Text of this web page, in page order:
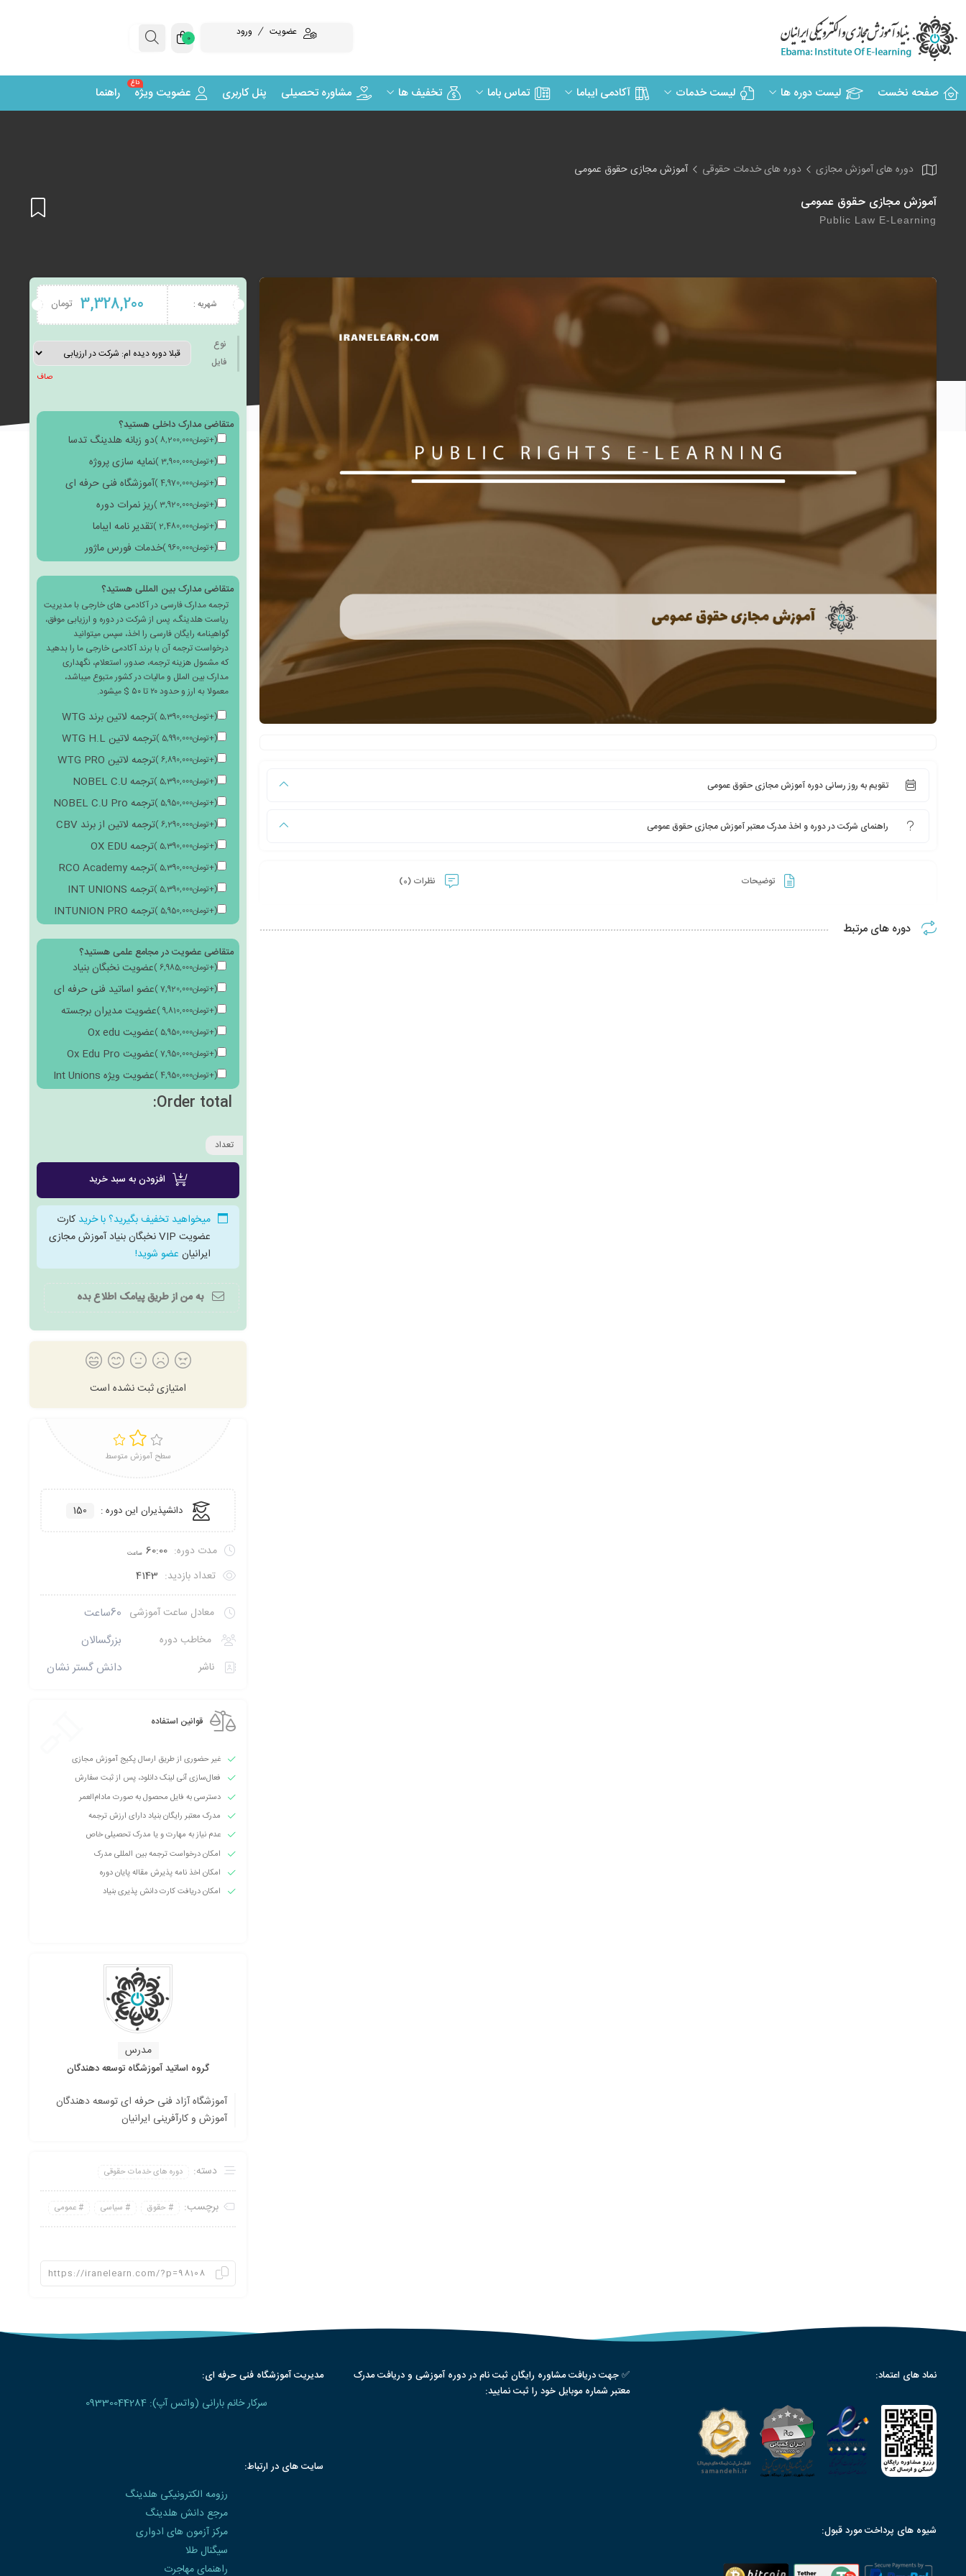
عضویت ورود 0
صفحه نخست لیست دوره ها لیست خدمات آکادمی ایباما تماس باما تخفیف ها مشاوره تحصیلی پنل کاربری عضویت ویژه
داغ
راهنما
دوره های آموزش مجازی دوره های خدمات حقوقی آموزش مجازی حقوق عمومی
آموزش مجازی حقوق عمومی
Public Law E-Learning
به
ها
تقویم به روز رسانی دوره آموزش مجازی حقوق عمومی
راهنمای شرکت در دوره و اخذ مدرک معتبر آموزش مجازی حقوق عمومی
توضیحات نظرات (0)
دوره های مرتبط
شهریه : 3,328,200 تومان
نوع
فایل
صاف
متقاضی مدارک داخلی هستید؟
دو زبانه هلدینگ تدسا (
+
8,200,000تومان )
نمایه سازی پروژه (
+
3,900,000تومان )
آموزشگاه فنی حرفه ای (
+
4,970,000تومان )
ریز نمرات دوره (
+
3,920,000تومان )
تقدیر نامه ایباما (
+
2,480,000تومان )
خدمات فورس ماژور (
+
960,000تومان )
متقاضی مدارک بین المللی هستید؟
ترجمه مدارک فارسی در آکادمی های خارجی با مدیریت
ریاست هلدینگ، پس از شرکت در دوره و ارزیابی موفق،
گواهینامه رایگان فارسی را اخذ، سپس میتوانید
درخواست ترجمه آن با برند آکادمی خارجی ما را بدهید
که مشمول هزینه ترجمه، صدور، استعلام، نگهداری
مدارک بین الملل و مالیات در کشور متبوع میباشد،
معمولا به ارز و حدود ۲۰ تا ۵۰ $ میشود.
ترجمه لاتین برند WTG (
+
5,390,000تومان )
ترجمه لاتین WTG H.L (
+
5,990,000تومان )
ترجمه لاتین WTG PRO (
+
6,890,000تومان )
ترجمه NOBEL C.U (
+
5,390,000تومان )
ترجمه NOBEL C.U Pro (
+
5,950,000تومان )
ترجمه لاتین از برند CBV (
+
6,290,000تومان )
ترجمه OX EDU (
+
5,390,000تومان )
ترجمه RCO Academy (
+
5,390,000تومان )
ترجمه INT UNIONS (
+
5,390,000تومان )
ترجمه INTUNION PRO (
+
5,950,000تومان )
متقاضی عضویت در مجامع علمی هستید؟
عضویت نخبگان بنیاد (
+
6,985,000تومان )
عضو اساتید فنی حرفه ای (
+
7,920,000تومان )
عضویت مدیران برجسته (
+
9,810,000تومان )
عضویت Ox edu (
+
5,950,000تومان )
عضویت Ox Edu Pro (
+
7,950,000تومان )
عضویت ویژه Int Unions (
+
4,950,000تومان )
Order total:
تعداد
افزودن به سبد خرید
میخواهید تخفیف بگیرید؟ با خرید کارت
عضویت VIP نخبگان بنیاد آموزش مجازی
ایرانیان عضو شوید!
به من از طریق پیامک اطلاع بده
امتیازی ثبت نشده است
سطح آموزش متوسط
دانشپذیران این دوره : 150
مدت دوره: 60:00 ساعت
تعداد بازدید: 4143
معادل ساعت آموزشی 60ساعت
مخاطب دوره بزرگسالان
ناشر دانش گستر نشان
قوانین استفاده
غیر حضوری از طریق ارسال پکیج آموزش مجازی
فعال‌سازی آنی لینک دانلود، پس از ثبت سفارش
دسترسی به فایل محصول به صورت مادام‌العمر
مدرک معتبر رایگان بنیاد دارای ارزش ترجمه
عدم نیاز به مهارت و یا مدرک تحصیلی خاص
امکان درخواست ترجمه بین المللی مدرک
امکان اخذ نامه پذیرش مقاله پایان دوره
امکان دریافت کارت دانش پذیری بنیاد
مدرس
گروه اساتید آموزشگاه توسعه دهندگان
آموزشگاه آزاد فنی حرفه ای توسعه دهندگان
آموزش و کارآفرینی ایرانیان
دسته: دوره های خدمات حقوقی
برچسب: حقوق سیاسی عمومی
نماد های اعتماد:
شیوه های پرداخت مورد قبول:
✅ جهت دریافت مشاوره رایگان ثبت نام در دوره آموزشی و دریافت مدرک
معتبر شماره موبایل خود را ثبت نمایید:
مدیریت آموزشگاه فنی حرفه ای:
سرکار خانم بارانی (واتس آپ): 09330044284
سایت های در ارتباط:
رزومه الکترونیکی هلدینگ
مرجع دانش هلدینگ
مرکز آزمون های ادواری
سیگنال طلا
راهنمای مهاجرت